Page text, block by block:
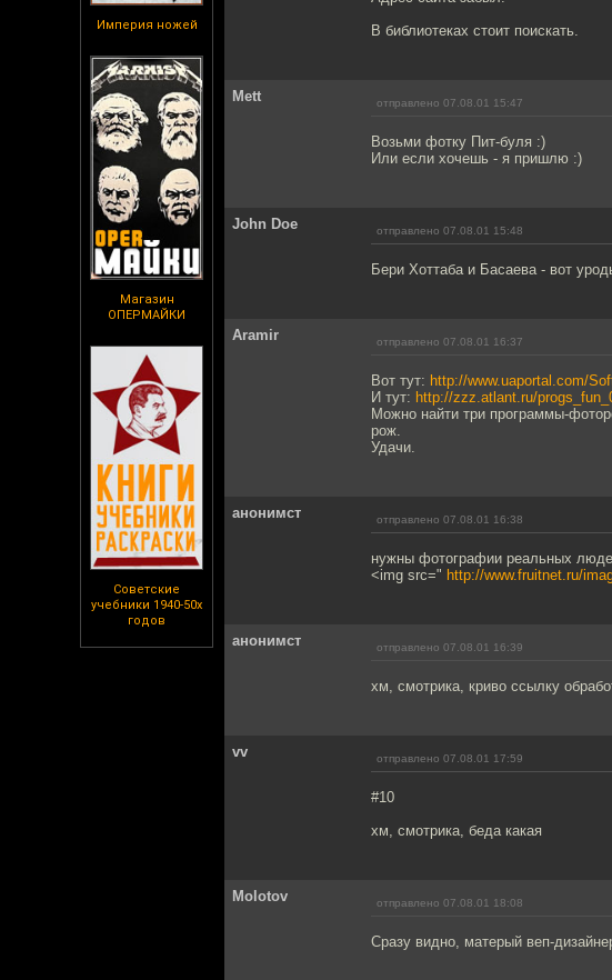
Империя ножей
Магазин
ОПЕРМАЙКИ
Советские
учебники 1940-50х
годов
В библиотеках стоит поискать.
Mett отправлено 07.08.01 15:47
Возьми фотку Пит-буля :)
Или если хочешь - я пришлю :)
John Doe отправлено 07.08.01 15:48
Бери Хоттаба и Басаева - вот
Aramir отправлено 07.08.01 16:37
Вот тут: http://www.uaportal.com/
И тут: http://zzz.atlant.ru/
Можно найти три программы-
рож.
Удачи.
анонимст отправлено 07.08.01 16:38
нужны фотографии реальных
<img src=" http://www.fruitnet.ru/
анонимст отправлено 07.08.01 16:39
хм, смотрика, криво ссылку
vv отправлено 07.08.01 17:59
#10
хм, смотрика, беда какая
Molotov отправлено 07.08.01 18:08
Сразу видно, матерый веп-